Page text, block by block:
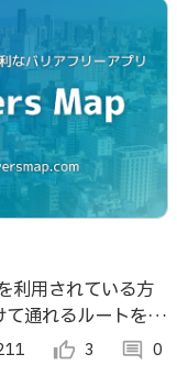
利用されている方
通れるルートを共
アプリです。
thumb_up_alt 3 comment 0